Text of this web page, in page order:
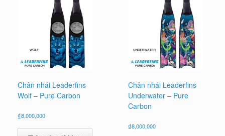
Chân nhái Leaderfins
Wolf – Pure Carbon
₫8,000,000
Chân nhái Leaderfins
Underwater – Pure
Carbon
₫8,000,000